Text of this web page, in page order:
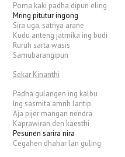
Poma kaki padha dipun eling
Mring pitutur ingong
Sira uga, satriya arane
Kudu anteng jatmika ing budi
Ruruh sarta wasis
Samubarangipun
Sekar Kinanthi
Padha gulangen ing kalbu
Ing sasmita amrih lantip
Aja pijer mangan nendra
Kaprawiran den kaesthi
Pesunen sarira nira
Cegahen dhahar lan guling